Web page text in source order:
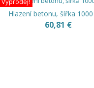
Hlazení betonu, šířka
60,81 €